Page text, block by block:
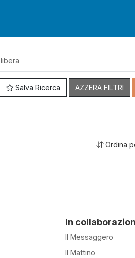
Salva Ricerca AZZERA FILTRI
Ordina
In
Il Messaggero
Il Mattino